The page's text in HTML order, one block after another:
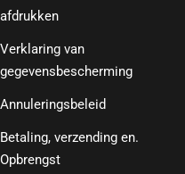
afdrukken
Verklaring van
gegevensbescherming
Annuleringsbeleid
Betaling, verzending en.
Opbrengst